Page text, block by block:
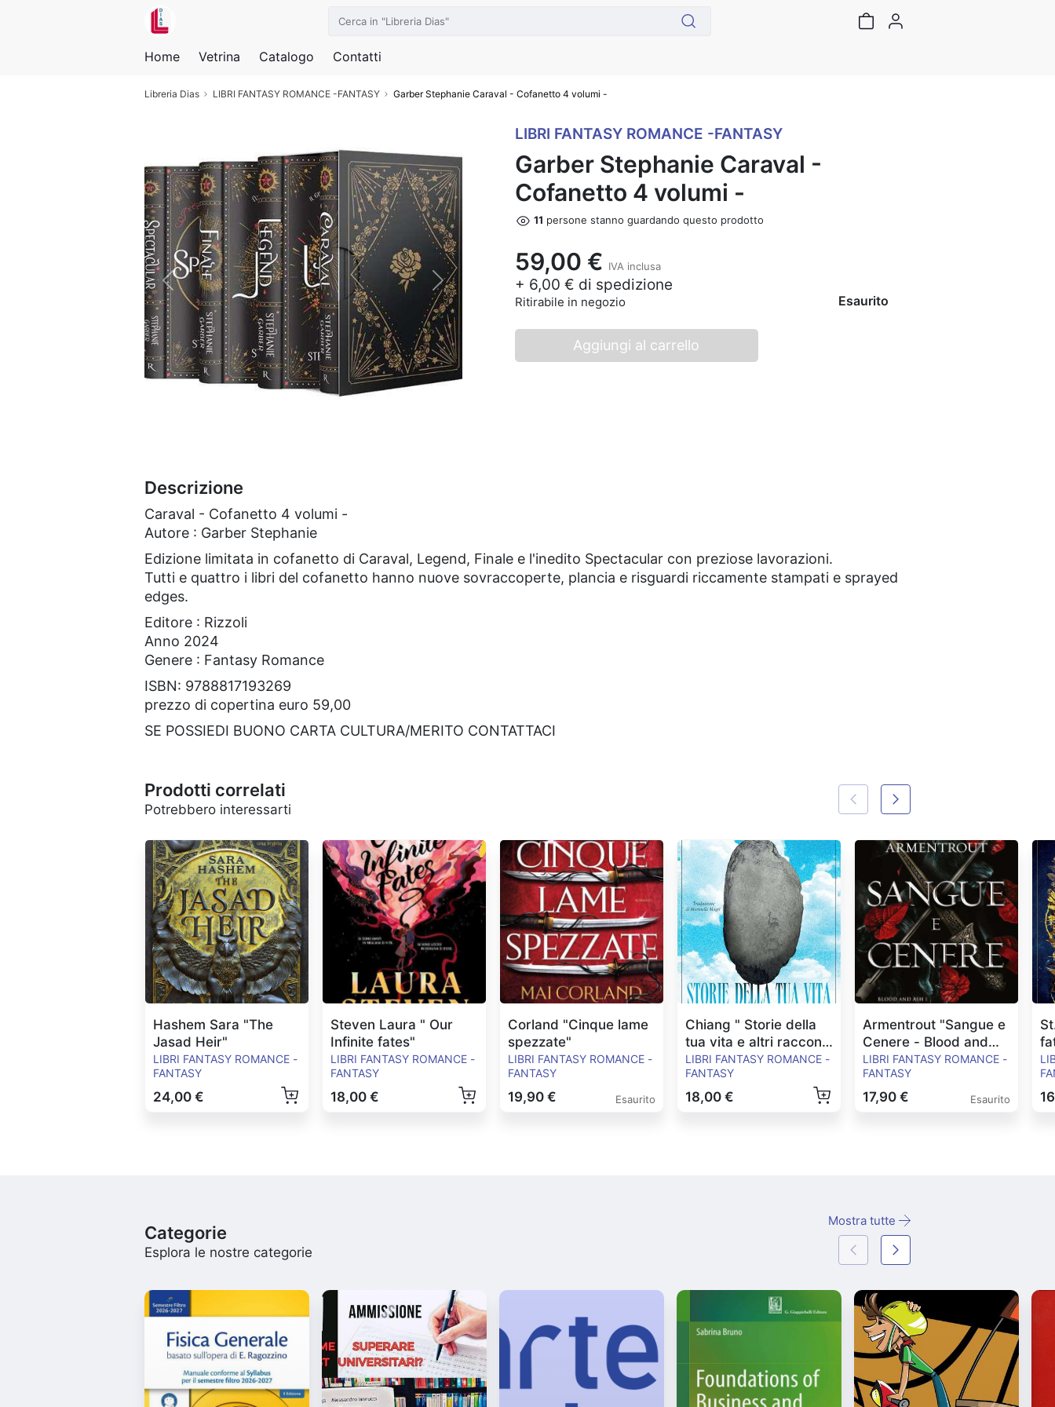
Home Vetrina Catalogo Contatti
Libreria Dias LIBRI FANTASY ROMANCE -FANTASY Garber Stephanie Caraval - Cofanetto 4 volumi -
Previous Next
LIBRI FANTASY ROMANCE -FANTASY
Garber Stephanie Caraval -
Cofanetto 4 volumi -
11 persone stanno guardando questo prodotto
59,00 € IVA inclusa
+ 6,00 € di spedizione
Ritirabile in negozio Esaurito
Aggiungi al carrello
Descrizione
Caraval - Cofanetto 4 volumi -
Autore : Garber Stephanie
Edizione limitata in cofanetto di Caraval, Legend, Finale e l'inedito Spectacular con preziose lavorazioni.
Tutti e quattro i libri del cofanetto hanno nuove sovraccoperte, plancia e risguardi riccamente stampati e sprayed
edges.
Editore : Rizzoli
Anno 2024
Genere : Fantasy Romance
ISBN: 9788817193269
prezzo di copertina euro 59,00
SE POSSIEDI BUONO CARTA CULTURA/MERITO CONTATTACI
Prodotti correlati
Potrebbero interessarti
Hashem Sara "The
Jasad Heir"
LIBRI FANTASY ROMANCE -
FANTASY
24,00 €
Steven Laura " Our
Infinite fates"
LIBRI FANTASY ROMANCE -
FANTASY
18,00 €
Corland "Cinque lame
spezzate"
LIBRI FANTASY ROMANCE -
FANTASY
19,90 € Esaurito
Chiang " Storie della
tua vita e altri racconti
"
LIBRI FANTASY ROMANCE -
FANTASY
18,00 €
Armentrout "Sangue e
Cenere - Blood and
Ash 1-"
LIBRI FANTASY ROMANCE -
FANTASY
17,90 € Esaurito
Categorie
Esplora le nostre categorie
Mostra tutte